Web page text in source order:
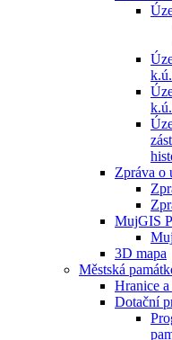
Zpráva o
MujGIS
3D mapa
Městská
Hranice
Dotační